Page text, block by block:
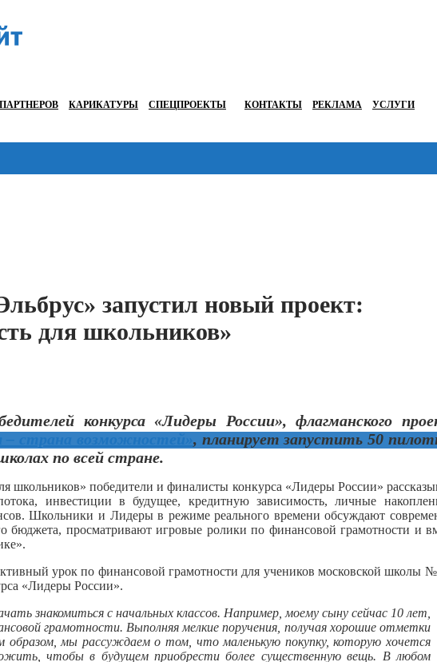
КАРИКАТУРЫ СПЕЦПРОЕКТЫ КОНТАКТЫ РЕКЛАМА УСЛУГИ
запустил новый проект:
для школьников»
конкурса «Лидеры России», флагманского
, планирует запустить 50
по всей стране.
школьников» победители и финалисты конкурса «Лидеры России»
инвестиции в будущее, кредитную зависимость, личные
Школьники и Лидеры в режиме реального времени обсуждают
бюджета, просматривают игровые ролики по финансовой грамотности и
урок по финансовой грамотности для учеников московской школы
«Лидеры России».
знакомиться с начальных классов. Например, моему сыну сейчас 10 лет,
грамотности. Выполняя мелкие поручения, получая хорошие отметки
образом, мы рассуждаем о том, что маленькую покупку, которую хочется
чтобы в будущем приобрести более существенную вещь. В любом